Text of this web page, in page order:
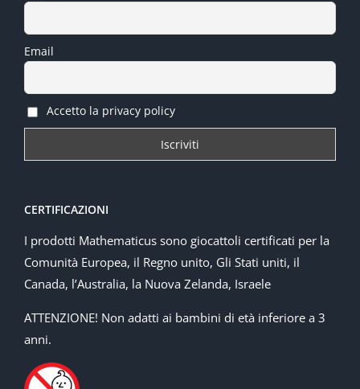
Email
Accetto la privacy policy
CERTIFICAZIONI
I prodotti Mathematicus sono giocattoli certificati per la
Comunità Europea, il Regno unito, Gli Stati uniti, il
Canada, l’Australia, la Nuova Zelanda, Israele
ATTENZIONE! Non adatti ai bambini di età inferiore a 3
anni.